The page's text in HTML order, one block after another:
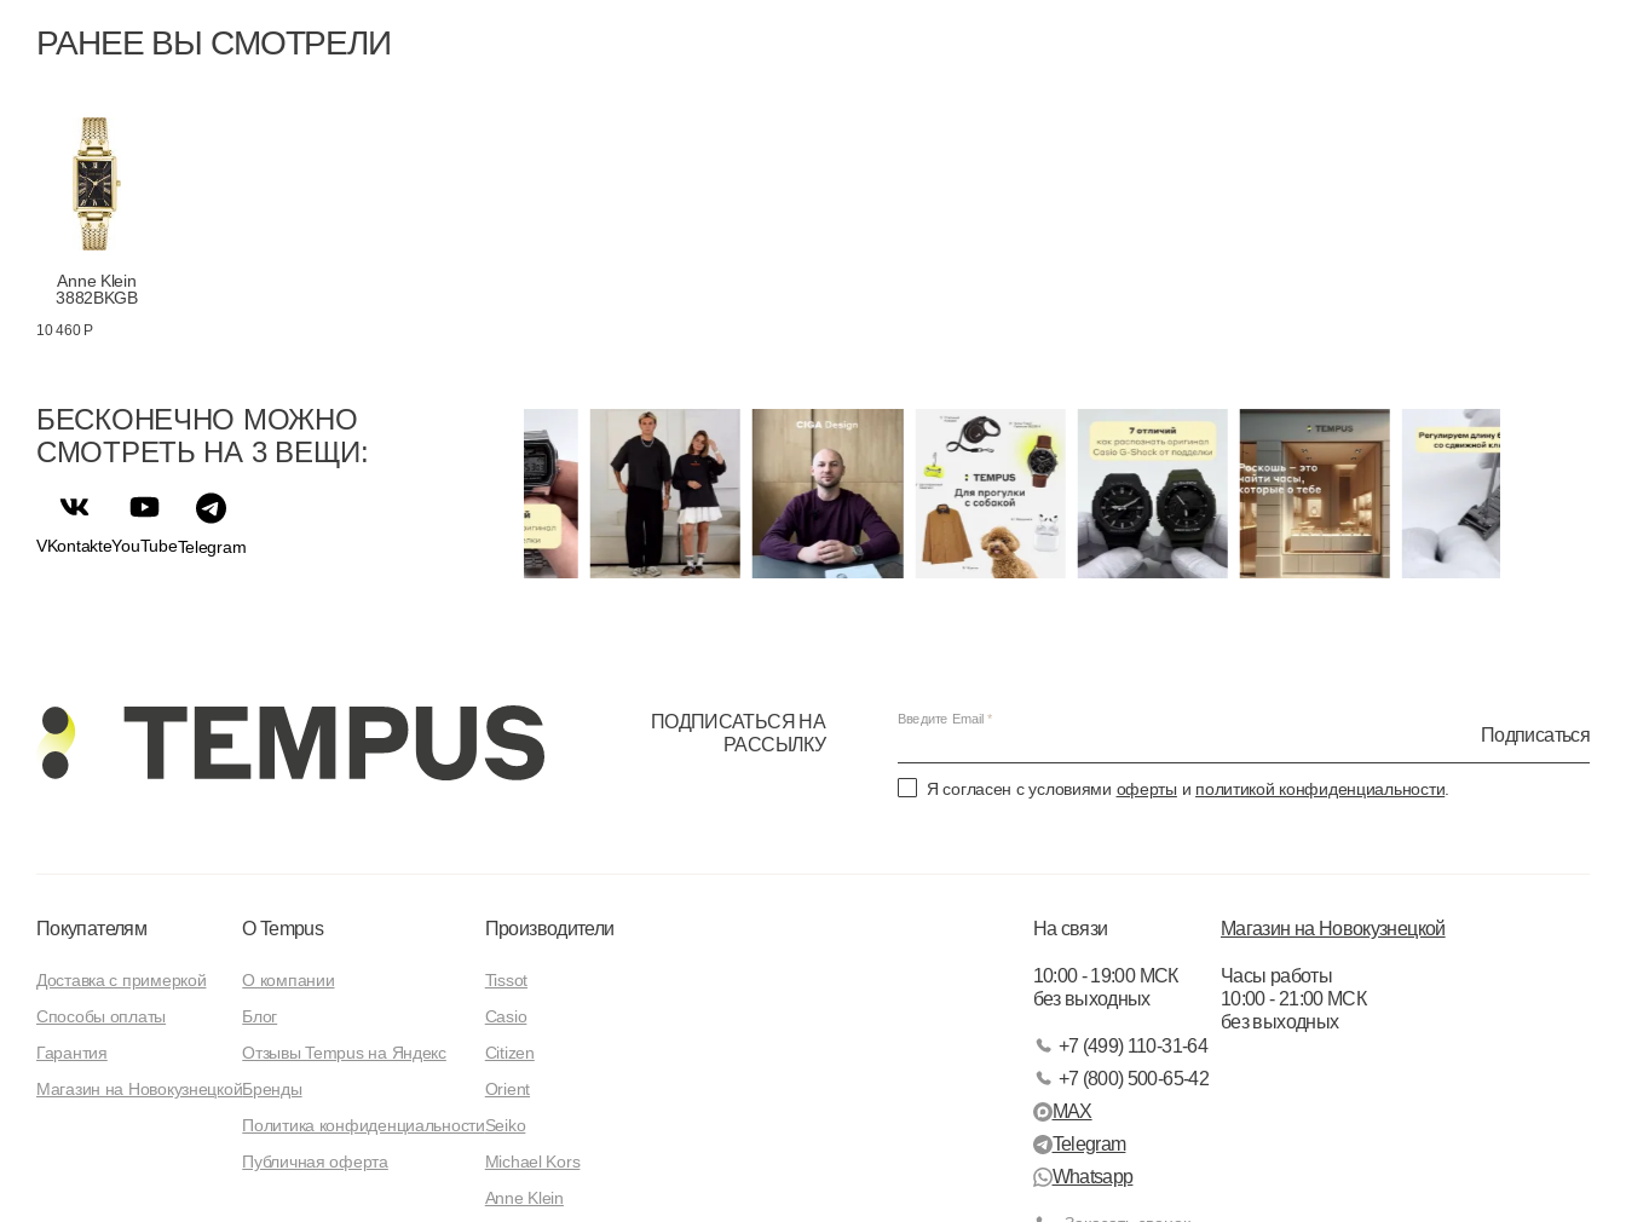
РАНЕЕ ВЫ СМОТРЕЛИ
Anne Klein
3882BKGB
10 460 Р
БЕСКОНЕЧНО МОЖНО
СМОТРЕТЬ НА 3 ВЕЩИ:
VKontakteYouTubeTelegram
ПОДПИСАТЬСЯ НА
РАССЫЛКУ
Введите Email
Подписаться
Я согласен с условиями оферты и политикой конфиденциальности
Покупателям
Доставка с примеркой
Способы оплаты
Гарантия
Магазин на Новокузнецкой
О Tempus
О компании
Блог
Отзывы Tempus на Яндекс
Бренды
Политика конфиденциальности
Публичная оферта
Производители
Tissot
Casio
Citizen
Orient
Seiko
Michael Kors
Anne Klein
На связи
10:00 - 19:00 МСК
без выходных
+7 (499) 110-31-64
+7 (800) 500-65-42
MAX
Telegram
Whatsapp
Магазин на Новокузнецкой
Часы работы
10:00 - 21:00 МСК
без выходных